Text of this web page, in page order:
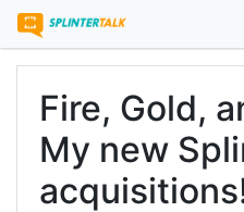
Fire, Gold,
My new